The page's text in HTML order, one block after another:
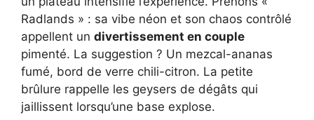
Radlands » : sa vibe néon et son chaos contrôlé
appellent un divertissement en couple
pimenté. La suggestion ? Un mezcal-ananas
fumé, bord de verre chili-citron. La petite
brûlure rappelle les geysers de dégâts qui
jaillissent lorsqu’une base explose.